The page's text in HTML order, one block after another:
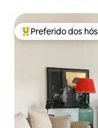
Entre os melhores
Preferido dos